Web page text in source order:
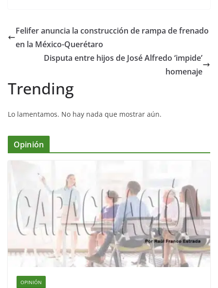
e
b
k
er l s
A
p
y
n
gr
m
e
Felifer anuncia la construcción de rampa de frenado
en la México-Querétaro
Disputa entre hijos de José Alfredo ‘impide’
homenaje
Trending
Lo lamentamos. No hay nada que mostrar aún.
Opinión
OPINIÓN